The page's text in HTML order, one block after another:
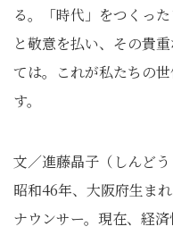
る。「時代」をつくっ
と敬意を払い、その貴
ては。これが私たちの
す。
文／進藤晶子（しんどう
昭和46年、大阪府生ま
ナウンサー。現在、経